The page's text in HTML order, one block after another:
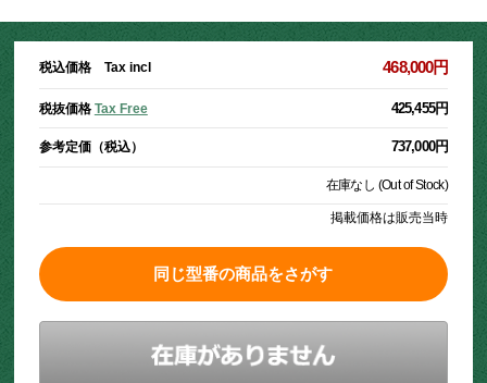
税込価格 Tax incl 468,000円
税抜価格 Tax Free 425,455円
参考定価（税込） 737,000円
在庫なし (Out of Stock)
掲載価格は販売当時
同じ型番の商品をさがす